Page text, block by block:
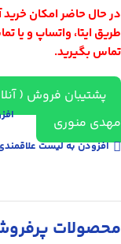
در حال حاضر امکان
تماس بگیرید.
پشتیبان فروش (
مهدی منوری
افزودن به لیست
محصولات